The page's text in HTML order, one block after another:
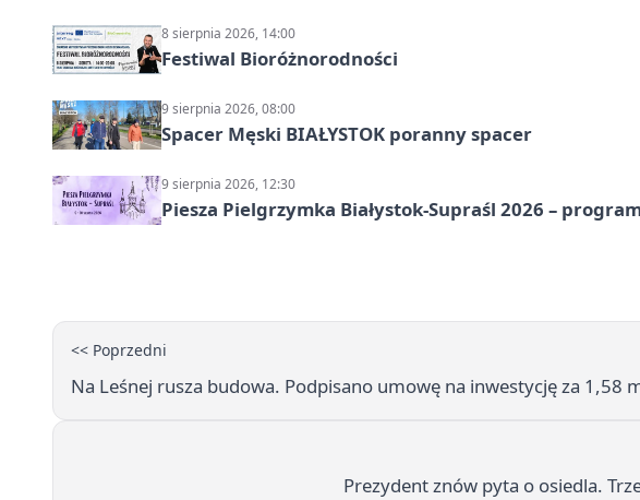
8 sierpnia 2026, 14:00
Festiwal Bioróżnorodności
9 sierpnia 2026, 08:00
Spacer Męski BIAŁYSTOK poranny spacer
9 sierpnia 2026, 12:30
Piesza Pielgrzymka Białystok-Supraśl 2026 –
<< Poprzedni
Na Leśnej rusza budowa. Podpisano umowę na inwestycję za 1,58
Prezydent znów pyta o osiedla.